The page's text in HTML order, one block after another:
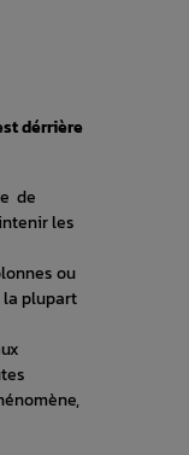
dérrière
de
les
ou
la plupart